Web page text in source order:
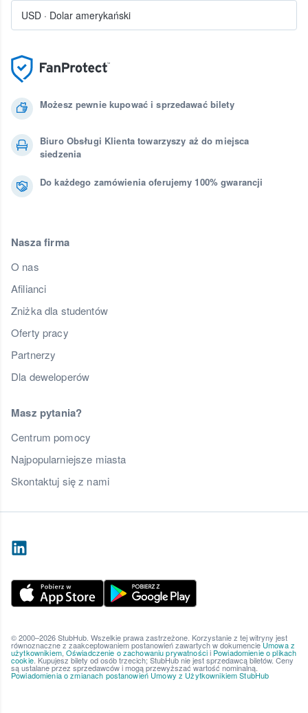
Możesz pewnie kupować i sprzedawać bilety
Biuro Obsługi Klienta towarzyszy aż do miejsca
siedzenia
Do każdego zamówienia oferujemy 100% gwarancji
Nasza firma
O nas
Afilianci
Zniżka dla studentów
Oferty pracy
Partnerzy
Dla deweloperów
Masz pytania?
Centrum pomocy
Najpopularniejsze miasta
Skontaktuj się z nami
USD · Dolar amerykański
© 2000–2026 StubHub. Wszelkie prawa zastrzeżone. Korzystanie z tej witryny jest
równoznaczne z zaakceptowaniem postanowień zawartych w dokumencieUmowa z
użytkownikiem, Oświadczenie o zachowaniu prywatnościi Powiadomienie o plikach
cookie. Kupujesz bilety od osób trzecich; StubHub nie jest sprzedawcą biletów. Ceny
są ustalane przez sprzedawców i mogą przewyższać wartość nominalną.
Powiadomienia o zmianach postanowień Umowy z Użytkownikiem StubHub